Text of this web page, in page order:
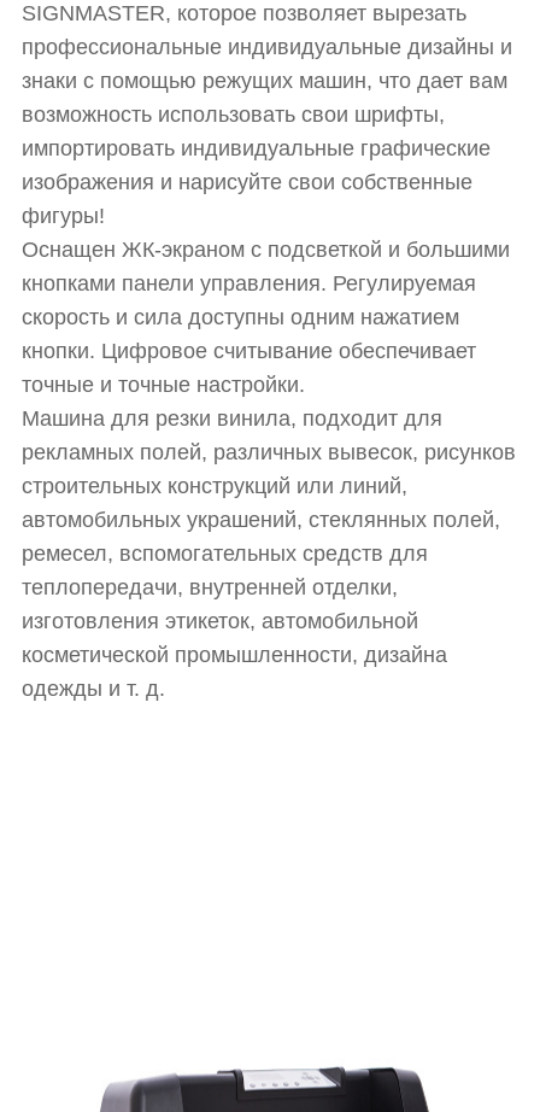
SIGNMASTER, которое позволяет вырезать
профессиональные индивидуальные дизайны и
знаки с помощью режущих машин, что дает вам
возможность использовать свои шрифты,
импортировать индивидуальные графические
изображения и нарисуйте свои собственные
фигуры!
Оснащен ЖК-экраном с подсветкой и большими
кнопками панели управления. Регулируемая
скорость и сила доступны одним нажатием
кнопки. Цифровое считывание обеспечивает
точные и точные настройки.
Машина для резки винила, подходит для
рекламных полей, различных вывесок, рисунков
строительных конструкций или линий,
автомобильных украшений, стеклянных полей,
ремесел, вспомогательных средств для
теплопередачи, внутренней отделки,
изготовления этикеток, автомобильной
косметической промышленности, дизайна
одежды и т. д.